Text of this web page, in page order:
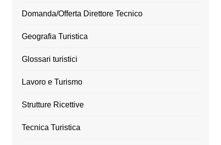
Domanda/Offerta Direttore Tecnico
Geografia Turistica
Glossari turistici
Lavoro e Turismo
Strutture Ricettive
Tecnica Turistica